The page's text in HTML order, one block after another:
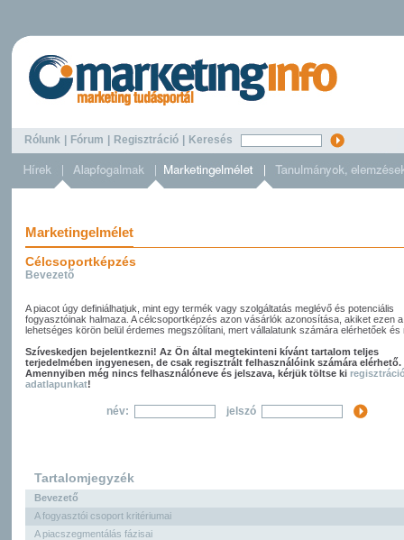
Rólunk Fórum Regisztráció Keresés
Marketingelmélet
Célcsoportképzés
Bevezető
A piacot úgy definiálhatjuk, mint egy termék vagy szolgáltatás meglévő és potenciális
fogyasztóinak halmaza. A célcsoportképzés azon vásárlók azonosítása, akiket ezen a
lehetséges körön belül érdemes megszólítani, mert vállalatunk számára elérhetőek és
Szíveskedjen bejelentkezni! Az Ön által megtekinteni kívánt tartalom teljes
terjedelmében ingyenesen, de csak regisztrált felhasználóink számára elérhető.
Amennyiben még nincs felhasználóneve és jelszava, kérjük töltse ki
adatlapunkat!
név: jelszó
Tartalomjegyzék
Bevezető
A fogyasztói csoport kritériumai
A piacszegmentálás fázisai